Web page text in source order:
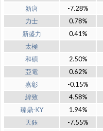
新唐
-7.28%
力士
0.78%
新盛力
0.41%
太極
和碩
2.50%
亞電
0.62%
嘉彰
-0.15%
緯致
4.58%
臻鼎-KY
1.94%
天鈺
-7.55%